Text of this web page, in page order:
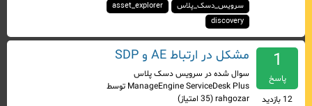
سرویس_دسک_پلاس
asset_explorer
discovery
پاسخ
12بازدید
مشکل در ارتباط AE و SDP
سوال شدهدرسرویس دسک پلاس
ManageEngine ServiceDesk Plusتوسط
rahgozar
(
35امتیاز)